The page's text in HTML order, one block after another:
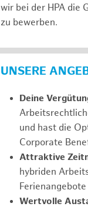
wir bei der HPA die
zu bewerben.
UNSERE
Deine
und hast die
Corporate
Attraktive
hybriden
Wertvolle